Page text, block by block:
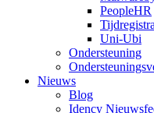
PeopleHR
Uni-Ubi
Ondersteuning
Nieuws
Blog
Idency